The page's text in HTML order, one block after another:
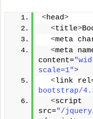
<head>
<title>
<meta
<meta
content=
scale=1">
<link
bootstrap/
<script
src="/